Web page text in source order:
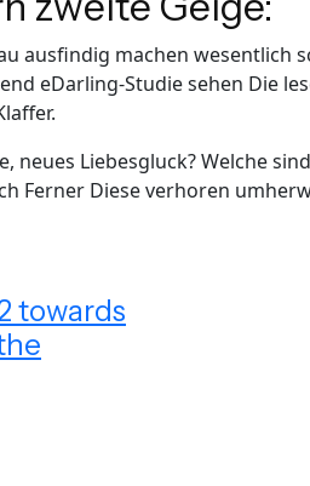
ausfindig machen wesentlich
eDarling-Studie sehen Die
neues Liebesgluck? Welche
Ferner Diese verhoren
towards